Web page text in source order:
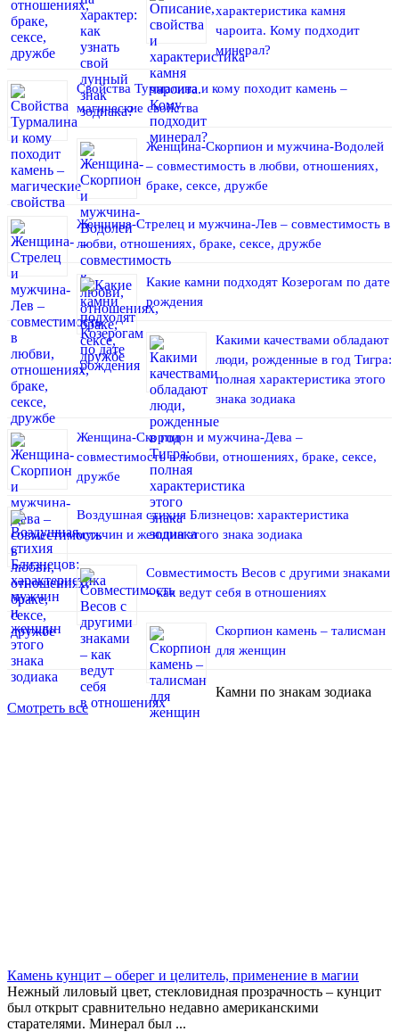
характеристика камня
чароита. Кому подходит
минерал?
Свойства Турмалина и кому походит камень –
магические свойства
Женщина-Скорпион и мужчина-Водолей
– совместимость в любви, отношениях,
браке, сексе, дружбе
Женщина-Стрелец и мужчина-Лев – совместимость в
любви, отношениях, браке, сексе, дружбе
Какие камни подходят Козерогам по дате
рождения
Какими качествами обладают
люди, рожденные в год Тигра:
полная характеристика этого
знака зодиака
Женщина-Скорпион и мужчина-Дева –
совместимость в любви, отношениях, браке, сексе,
дружбе
Воздушная стихия Близнецов: характеристика
мужчин и женщин этого знака зодиака
Совместимость Весов с другими знаками
– как ведут себя в отношениях
Cкорпион камень – талисман
для женщин
Камни по знакам зодиака
Смотреть все
Камень кунцит – оберег и целитель, применение в магии
Нежный лиловый цвет, стекловидная прозрачность – кунцит
был открыт сравнительно недавно американскими
старателями. Минерал был ...